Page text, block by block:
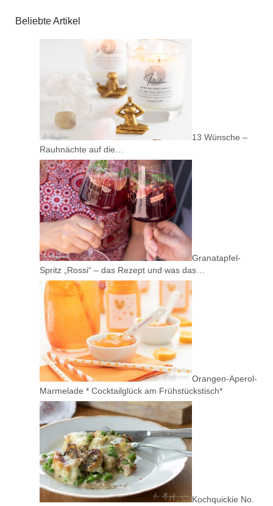
Beliebte Artikel
13 Wünsche –
Rauhnächte auf die…
Granatapfel-
Spritz „Rossi“ – das Rezept und was das…
Orangen-Aperol-
Marmelade * Cocktailglück am Frühstückstisch*
Kochquickie No.